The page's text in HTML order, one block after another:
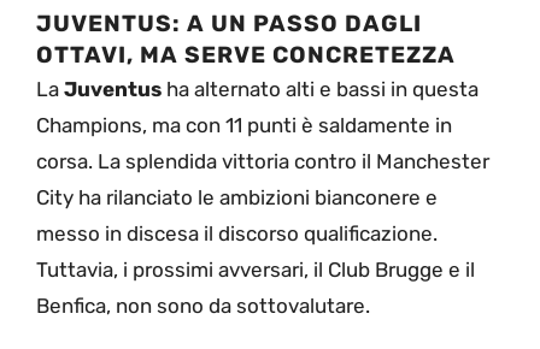
JUVENTUS: A UN PASSO DAGLI
OTTAVI, MA SERVE CONCRETEZZA
La Juventus ha alternato alti e bassi in questa
Champions, ma con 11 punti è saldamente in
corsa. La splendida vittoria contro il Manchester
City ha rilanciato le ambizioni bianconere e
messo in discesa il discorso qualificazione.
Tuttavia, i prossimi avversari, il Club Brugge e il
Benfica, non sono da sottovalutare.